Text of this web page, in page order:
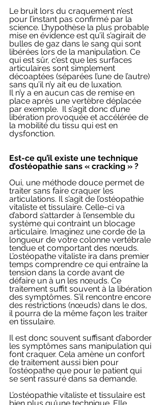
Le bruit lors du craquement n’est
pour l’instant pas confirmé par la
science. L’hypothèse la plus probable
mise en évidence est qu’il s’agirait de
bulles de gaz dans le sang qui sont
libérées lors de la manipulation. Ce
qui est sûr, c’est que les surfaces
articulaires sont simplement
décoaptées (séparées l’une de l’autre)
sans qu’il n’y ait eu de luxation.
Il n’y a en aucun cas de remise en
place après une vertèbre déplacée
par exemple.  Il s’agit donc d’une
libération provoquée et accélérée de
la mobilité du tissu qui est en
dysfonction.
Est-ce qu’il existe une technique
d’ostéopathie sans « cracking » ?
Oui, une méthode douce permet de
traiter sans faire craquer les
articulations. Il s’agit de l’ostéopathie
vitaliste et tissulaire. Celle-ci va
d’abord s’attarder à l’ensemble du
système qui contraint un blocage
articulaire. Imaginez une corde de la
longueur de votre colonne vertébrale
tendue et comportant des nœuds.
L’ostéopathe vitaliste ira dans premier
temps comprendre ce qui entraîne la
tension dans la corde avant de
défaire un à un les nœuds. Ce
traitement suffit souvent à la libération
des symptômes. S’il rencontre encore
des restrictions (nœuds) dans le dos,
il pourra de la même façon les traiter
en tissulaire.
Il est donc souvent suffisant d’aborder
les symptômes sans manipulation qui
font craquer. Cela amène un confort
de traitement aussi bien pour
l’ostéopathe que pour le patient qui
se sent rassuré dans sa demande.
L’ostéopathie vitaliste et tissulaire est